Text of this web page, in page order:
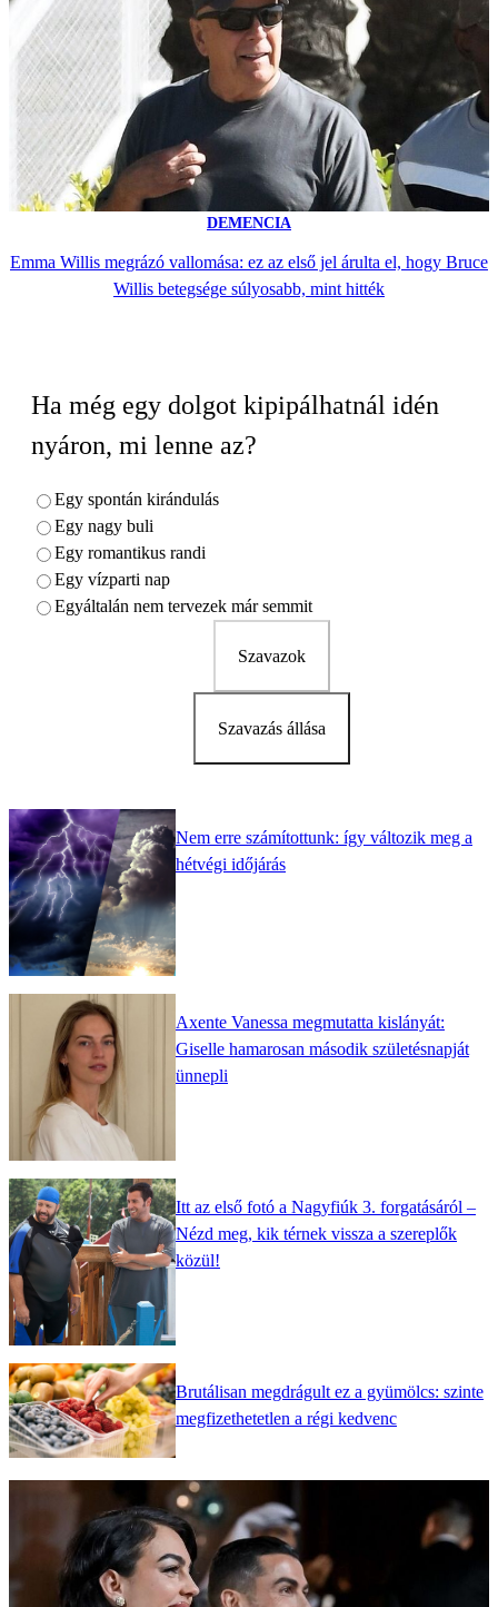
DEMENCIA
Emma Willis megrázó vallomása: ez az első jel árulta el, hogy Bruce
Willis betegsége súlyosabb, mint hitték
Ha még egy dolgot kipipálhatnál idén
nyáron, mi lenne az?
Egy spontán kirándulás
Egy nagy buli
Egy romantikus randi
Egy vízparti nap
Egyáltalán nem tervezek már semmit
Szavazok
Szavazás állása
Nem erre számítottunk: így változik meg a
hétvégi időjárás
Axente Vanessa megmutatta kislányát:
Giselle hamarosan második születésnapját
ünnepli
Itt az első fotó a Nagyfiúk 3. forgatásáról –
Nézd meg, kik térnek vissza a szereplők
közül!
Brutálisan megdrágult ez a gyümölcs: szinte
megfizethetetlen a régi kedvenc